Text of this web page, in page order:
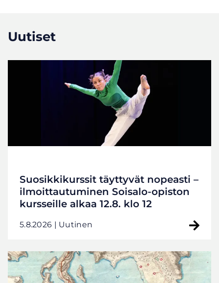
a
different
goes
Uutiset
Suosikkikurssit täyttyvät nopeasti –
ilmoittautuminen Soisalo-opiston
kursseille alkaa 12.8. klo 12
5.8.2026 | Uutinen